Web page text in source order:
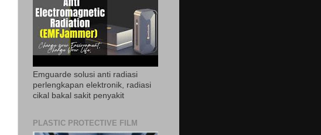
Emguarde solusi anti radiasi
perlengkapan elektronik, radiasi
cikal bakal sakit penyakit
PLASTIC PROTECTIVE FILM